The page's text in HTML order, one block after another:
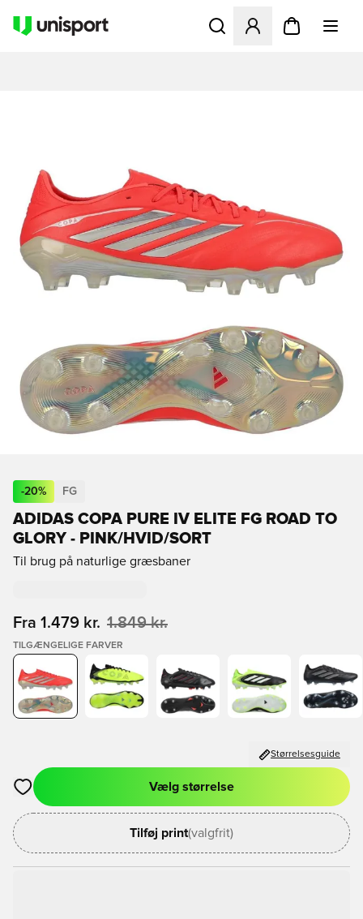
Åbner en Modal til at
-20% FG
ADIDAS COPA PURE IV ELITE FG ROAD TO
GLORY - PINK/HVID/SORT
Til brug på naturlige græsbaner
Fra 1.479 kr. 1.849 kr.
TILGÆNGELIGE FARVER
Størrelsesguide
Åbner en Modal til at logge ind eller tilmelde dig som medlem
Vælg størrelse
Tilføj print(valgfrit)